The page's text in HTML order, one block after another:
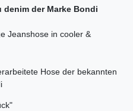
der Marke Bondi
Jeanshose in cooler &
Hose der bekannten